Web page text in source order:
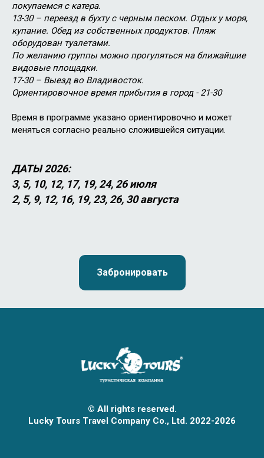
покупаемся с катера.
13-30 – переезд в бухту с черным песком. Отдых у моря,
купание. Обед из собственных продуктов. Пляж
оборудован туалетами.
По желанию группы можно прогуляться на ближайшие
видовые площадки.
17-30 – Выезд во Владивосток.
Ориентировочное время прибытия в город - 21-30
Время в программе указано ориентировочно и может
меняться согласно реально сложившейся ситуации.
ДАТЫ 2026:
3, 5, 10, 12, 17, 19, 24, 26 июля
2, 5, 9, 12, 16, 19, 23, 26, 30 августа
Забронировать
© All rights reserved.
Lucky Tours Travel Company Co., Ltd. 2022-2026